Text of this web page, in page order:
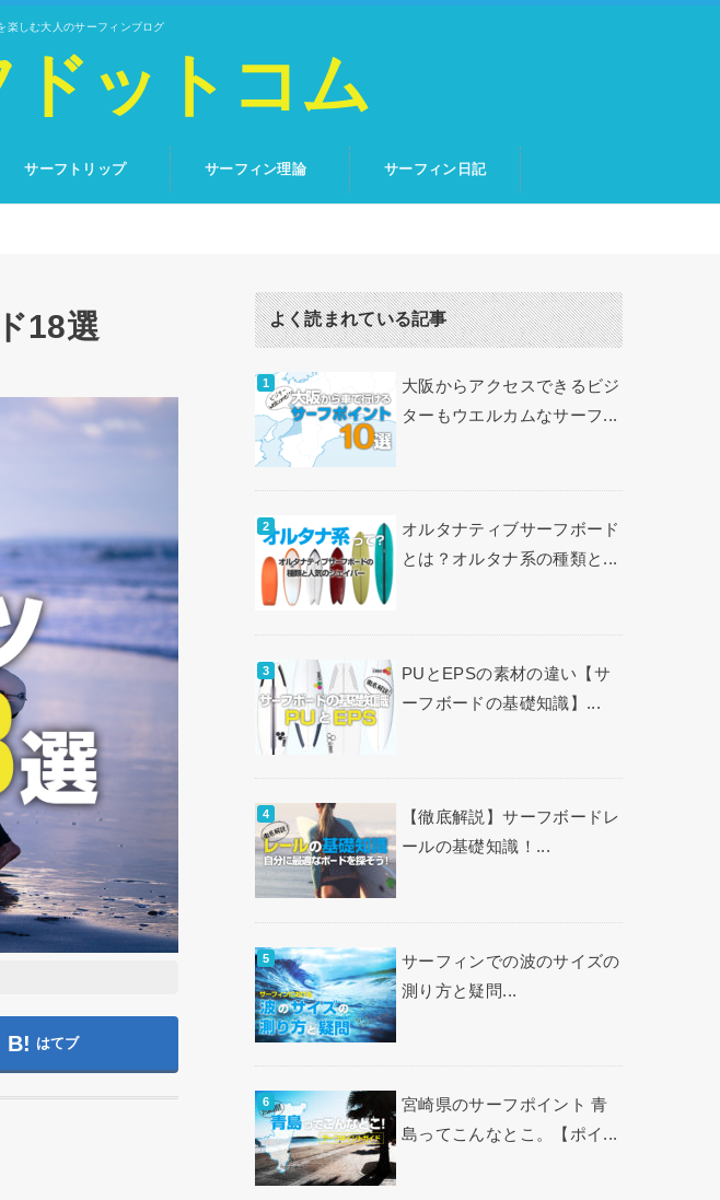
楽しむ大人のサーフィンブログ
ットコム
サーフトリップ サーフィン理論 サーフィン日記
18選
はてブ
よく読まれている記事
大阪からアクセスできるビジ
ターもウエルカムなサーフ...
オルタナティブサーフボード
とは？オルタナ系の種類と...
PUとEPSの素材の違い【サ
ーフボードの基礎知識】...
【徹底解説】サーフボードレ
ールの基礎知識！...
サーフィンでの波のサイズの
測り方と疑問...
宮崎県のサーフポイント 青
島ってこんなとこ。【ポイ...